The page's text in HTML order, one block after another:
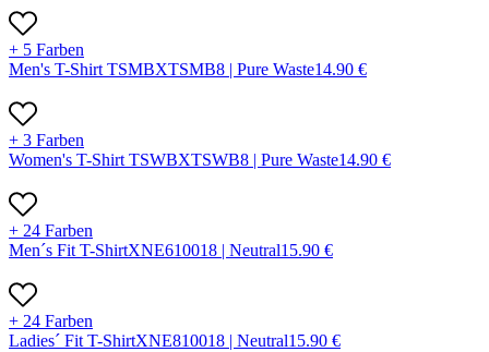
+ 5 Farben
Men's T-Shirt TSMBXTSMB8 | Pure Waste14.90 €
+ 3 Farben
Women's T-Shirt TSWBXTSWB8 | Pure Waste14.90 €
+ 24 Farben
Men´s Fit T-ShirtXNE610018 | Neutral15.90 €
+ 24 Farben
Ladies´ Fit T-ShirtXNE810018 | Neutral15.90 €